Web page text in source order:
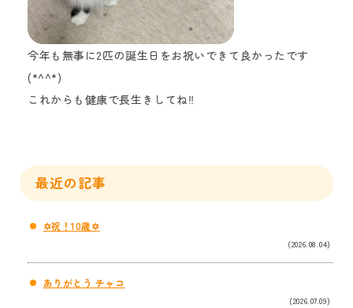
今年も無事に2匹の誕生日をお祝いできて良かったです
(*^^*)
これからも健康で長生きしてね‼
最近の記事
✡祝！10歳✡
(2026.08.04)
ありがとう チャコ
(2026.07.09)